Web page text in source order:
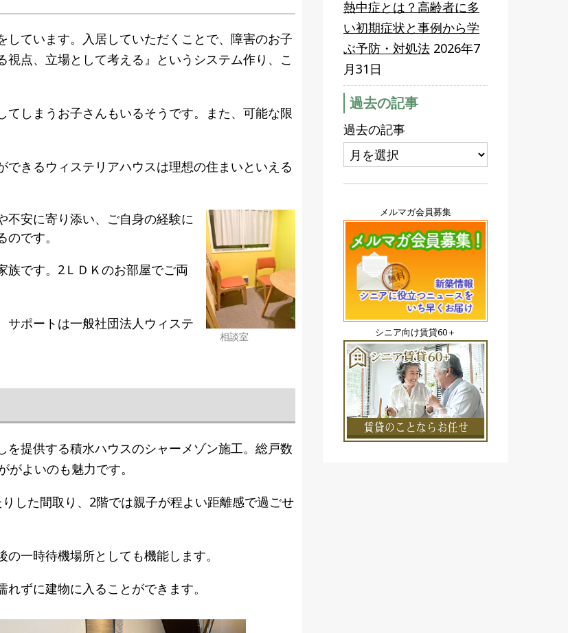
しています。入居していただくことで、障害のお子
点、立場として考える』というシステム作り、こ
しまうお子さんもいるそうです。また、可能な限
きるウィステリアハウスは理想の住まいといえる
相談室
不安に寄り添い、ご自身の経験に
です。
族です。2ＬＤＫのお部屋でご両
ポートは一般社団法人ウィステ
提供する積水ハウスのシャーメゾン施工。総戸数
よいのも魅力です。
した間取り、2階では親子が程よい距離感で過ごせ
一時待機場所としても機能します。
ずに建物に入ることができます。
熱中症とは？高齢者に多
い初期症状と事例から学
ぶ予防・対処法 2026年7
月31日
過去の記事
過去の記事
メルマガ会員募集
シニア向け賃貸60＋